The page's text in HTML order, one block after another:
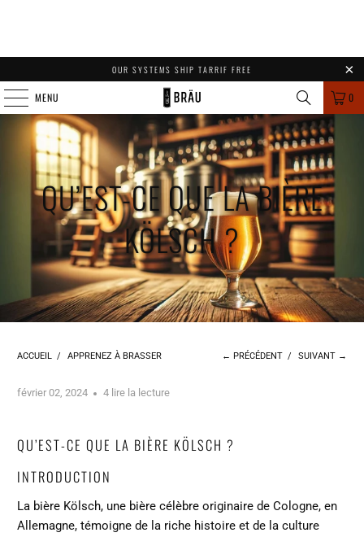
OUR SYSTEMS SHIP TARRIF FREE
MENU 0
QU’EST-CE QUE LA BIÈRE
KÖLSCH ?
ACCUEIL / APPRENEZ À BRASSER ← PRÉCÉDENT / SUIVANT →
février 02, 2024 4 lire la lecture
QU’EST-CE QUE LA BIÈRE KÖLSCH ?
INTRODUCTION
La bière Kölsch, une bière célèbre originaire de Cologne, en
Allemagne, témoigne de la riche histoire et de la culture